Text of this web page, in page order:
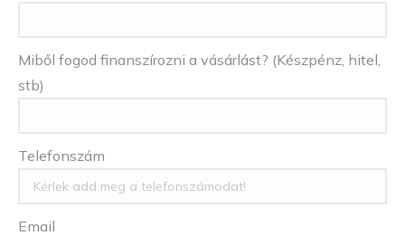
Miből fogod finanszírozni a vásárlást? (Készpénz, hitel,
stb)
Telefonszám
Email